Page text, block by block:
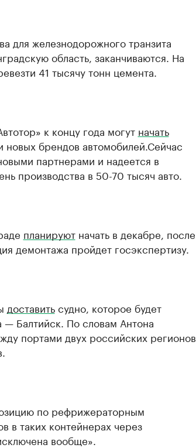
для железнодорожного транзита
область, заканчиваются. На
41 тысячу тонн цемента.
к концу года могут начать
брендов автомобилей.Сейчас
партнерами и надеется в
производства в 50-70 тысяч авто.
планируютначать в декабре, после
демонтажа пройдет госэкспертизу.
доставитьсудно, которое будет
— Балтийск. По словам Антона
портами двух российских регионов
по рефрижераторным
в таких контейнерах через
вообще».